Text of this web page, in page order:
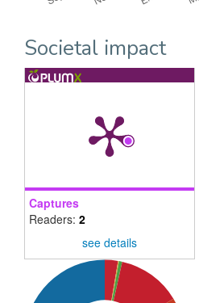
Societal impact
Captures
Readers: 2
see details